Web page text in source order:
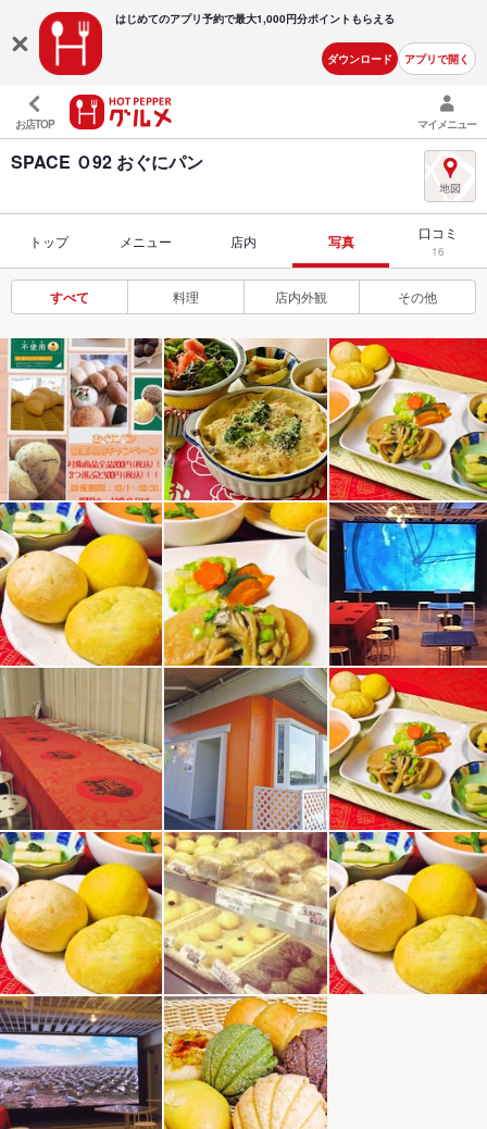
はじめてのアプリ予約で最大1,000円分ポイントもらえる
ダウンロード アプリで開く
お店TOP マイメニュー
SPACE Ｏ92 おぐにパン
トップ メニュー 店内 写真 口コミ
16
すべて 料理 店内外観 その他